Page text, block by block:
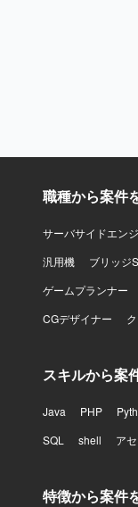
職種から案件
サーバサイドエン
汎用機
ブリッジ
ゲームプランナー
CGデザイナー
スキルから案
Java PHP
SQL
shell ア
特徴から案件